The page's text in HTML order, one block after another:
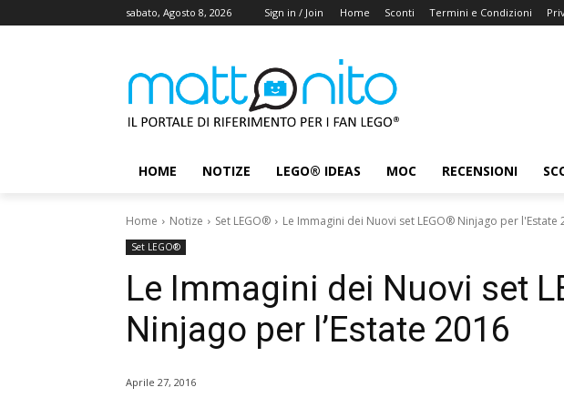
sabato, Agosto 8, 2026 Sign in / Join Home Sconti Termini e Condizioni
HOME NOTIZE LEGO® IDEAS MOC RECENSIONI
Home Notize Set LEGO® Le Immagini dei Nuovi set LEGO® Ninjago per l'Estate
Set LEGO®
Le Immagini dei Nuovi set
Ninjago per l’Estate 2016
Aprile 27, 2016